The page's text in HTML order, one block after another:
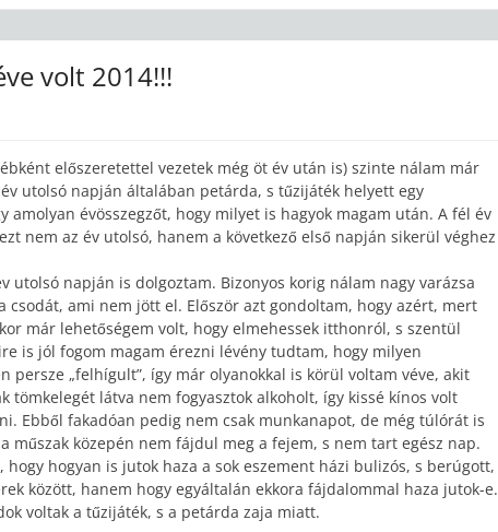
volt 2014!!!
előszeretettel vezetek még öt év után is) szinte nálam már
utolsó napján általában petárda, s tűzijáték helyett egy
amolyan évösszegzőt, hogy milyet is hagyok magam után. A fél év
nem az év utolsó, hanem a következő első napján sikerül véghez
utolsó napján is dolgoztam. Bizonyos korig nálam nagy varázsa
csodát, ami nem jött el. Először azt gondoltam, hogy azért, mert
már lehetőségem volt, hogy elmehessek itthonról, s szentül
is jól fogom magam érezni lévény tudtam, hogy milyen
persze „felhígult”, így már olyanokkal is körül voltam véve, akit
tömkelegét látva nem fogyasztok alkoholt, így kissé kínos volt
Ebből fakadóan pedig nem csak munkanapot, de még túlórát is
műszak közepén nem fájdul meg a fejem, s nem tart egész nap.
hogy hogyan is jutok haza a sok eszement házi bulizós, s berúgott,
között, hanem hogy egyáltalán ekkora fájdalommal haza jutok-e.
voltak a tűzijáték, s a petárda zaja miatt.